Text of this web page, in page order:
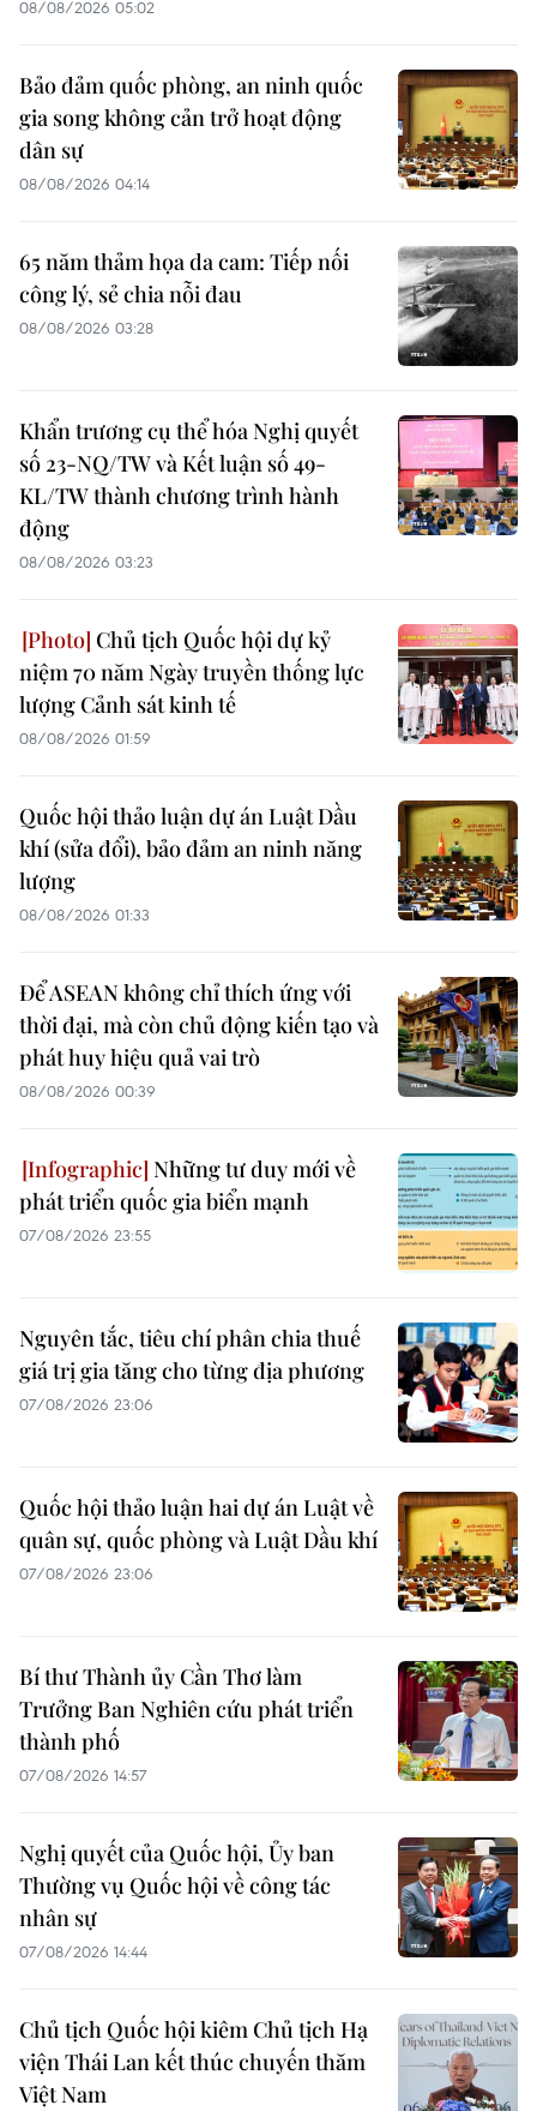
08/08/2026 05:02
Bảo đảm quốc phòng, an ninh quốc
gia song không cản trở hoạt động
dân sự
08/08/2026 04:14
65 năm thảm họa da cam: Tiếp nối
công lý, sẻ chia nỗi đau
08/08/2026 03:28
Khẩn trương cụ thể hóa Nghị quyết
số 23-NQ/TW và Kết luận số 49-
KL/TW thành chương trình hành
động
08/08/2026 03:23
Chủ tịch Quốc hội dự kỷ
niệm 70 năm Ngày truyền thống lực
lượng Cảnh sát kinh tế
08/08/2026 01:59
Quốc hội thảo luận dự án Luật Dầu
khí (sửa đổi), bảo đảm an ninh năng
lượng
08/08/2026 01:33
Để ASEAN không chỉ thích ứng với
thời đại, mà còn chủ động kiến tạo và
phát huy hiệu quả vai trò
08/08/2026 00:39
Những tư duy mới về
phát triển quốc gia biển mạnh
07/08/2026 23:55
Nguyên tắc, tiêu chí phân chia thuế
giá trị gia tăng cho từng địa phương
07/08/2026 23:06
Quốc hội thảo luận hai dự án Luật về
quân sự, quốc phòng và Luật Dầu khí
07/08/2026 23:06
Bí thư Thành ủy Cần Thơ làm
Trưởng Ban Nghiên cứu phát triển
thành phố
07/08/2026 14:57
Nghị quyết của Quốc hội, Ủy ban
Thường vụ Quốc hội về công tác
nhân sự
07/08/2026 14:44
Chủ tịch Quốc hội kiêm Chủ tịch Hạ
viện Thái Lan kết thúc chuyến thăm
Việt Nam